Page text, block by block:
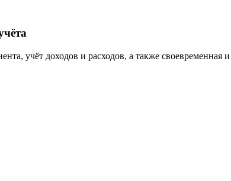
учёт доходов и расходов, а также своевременная